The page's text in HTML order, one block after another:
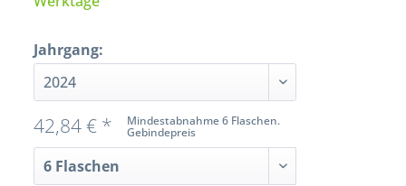
Jahrgang:
Mindestabnahme 6 Flaschen.
Gebindepreis
42,84 € *